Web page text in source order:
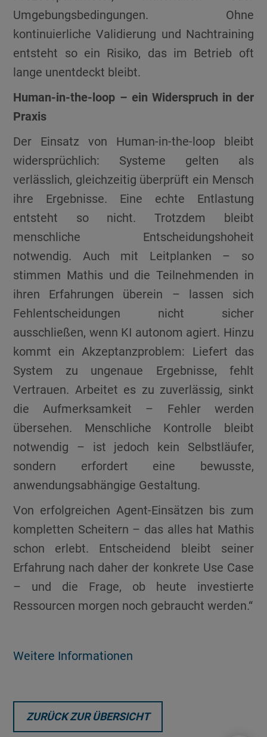
Umgebungsbedingungen. Ohne
kontinuierliche Validierung und Nachtraining
entsteht so ein Risiko, das im Betrieb oft
lange unentdeckt bleibt.
Human-in-the-loop – ein Widerspruch in der
Praxis
Der Einsatz von Human-in-the-loop bleibt
widersprüchlich: Systeme gelten als
verlässlich, gleichzeitig überprüft ein Mensch
ihre Ergebnisse. Eine echte Entlastung
entsteht so nicht. Trotzdem bleibt
menschliche Entscheidungshoheit
notwendig. Auch mit Leitplanken – so
stimmen Mathis und die Teilnehmenden in
ihren Erfahrungen überein – lassen sich
Fehlentscheidungen nicht sicher
ausschließen, wenn KI autonom agiert. Hinzu
kommt ein Akzeptanzproblem: Liefert das
System zu ungenaue Ergebnisse, fehlt
Vertrauen. Arbeitet es zu zuverlässig, sinkt
die Aufmerksamkeit – Fehler werden
übersehen. Menschliche Kontrolle bleibt
notwendig – ist jedoch kein Selbstläufer,
sondern erfordert eine bewusste,
anwendungsabhängige Gestaltung.
Von erfolgreichen Agent-Einsätzen bis zum
kompletten Scheitern – das alles hat Mathis
schon erlebt. Entscheidend bleibt seiner
Erfahrung nach daher der konkrete Use Case
– und die Frage, ob heute investierte
Ressourcen morgen noch gebraucht werden.“
Weitere Informationen
ZURÜCK ZUR ÜBERSICHT